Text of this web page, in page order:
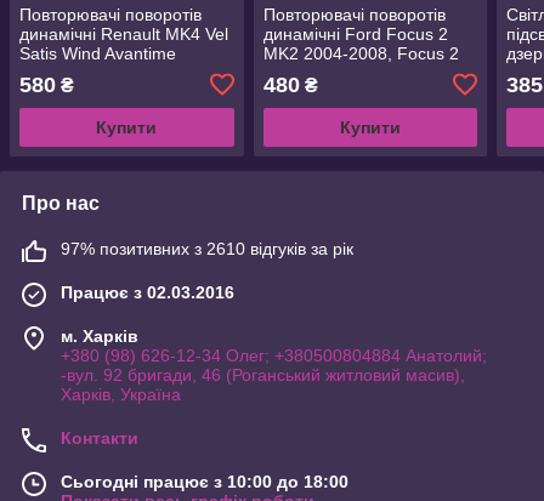
Повторювачі поворотів
динамічні Renault MK4 Vel
Satis Wind Avantime
Megane 2 Scenic 2 Espace
4
580 ₴
Купити
Повторювачі поворотів
динамічні Ford Focus 2
MK2 2004-2008, Focus 2
C-MAX 2003-2007, C-MAX
2007-2010
480₴
Купити
Eos
385
Про нас
97% позитивних з 2610 відгуків за рік
Працює з 02.03.2016
м. Харків
+380 (98) 626-12-34 Олег; +380500804884 Анатолий;
-вул. 92 бригади, 46 (Роганський житловий масив),
Харків, Україна
Контакти
Сьогодні працює з 10:00 до 18:00